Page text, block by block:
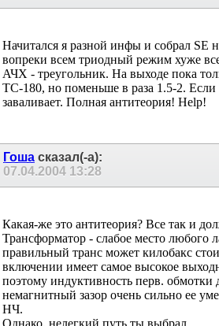
Начитался я разной инфы и собрал SE
вопреки всем триодный режим хуже
АЧХ - треугольник. На выходе пока
ТС-180, но поменьше в раза 1.5-2. Если
заваливает. Полная антитеория! Help!
Гошасказал(-а):
07.04.2004
Какая-же это антитеория? Все так и
Трансформатор - слабое место любого
правильный транс может килобакс
включении имеет самое высокое
поэтому индуктивность перв.
немагнитный зазор очень сильно ее
НЧ.